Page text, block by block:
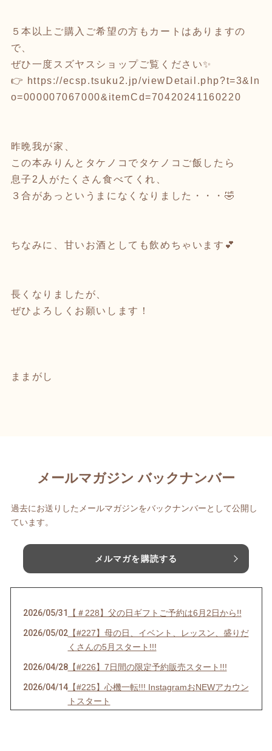
５本以上ご購入ご希望の方もカートはありますの
で、
ぜひ一度スズヤスショップご覧ください✨
👉 https://ecsp.tsuku2.jp/viewDetail.php?t=3&In
o=000007067000&itemCd=70420241160220
昨晩我が家、
この本みりんとタケノコでタケノコご飯したら
息子2人がたくさん食べてくれ、
３合があっというまになくなりました・・・🤣
ちなみに、甘いお酒としても飲めちゃいます💕
長くなりましたが、
ぜひよろしくお願いします！
ままがし
メールマガジン バックナンバー
過去にお送りしたメールマガジンをバックナンバーとして公開し
ています。
メルマガを購読する
2026/05/31 【＃228】父の日ギフトご予約は6月2日から!!
2026/05/02【#227】母の日、イベント、レッスン、盛りだ
くさんの5月スタート!!!
2026/04/28【#226】7日間の限定予約販売スタート!!!
2026/04/14【#225】心機一転!!! InstagramおNEWアカウン
トスタート